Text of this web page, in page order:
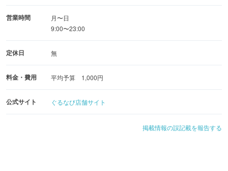
営業時間
月〜日
9:00〜23:00
定休日 無
料金・費用 平均予算 1,000円
公式サイト ぐるなび店舗サイト
掲載情報の誤記載を報告する